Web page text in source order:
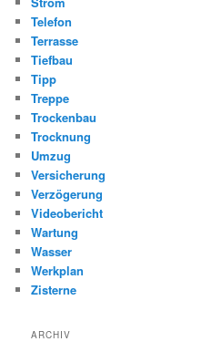
Telefon
Terrasse
Tiefbau
Tipp
Treppe
Trockenbau
Trocknung
Umzug
Versicherung
Verzögerung
Videobericht
Wartung
Wasser
Werkplan
Zisterne
ARCHIV